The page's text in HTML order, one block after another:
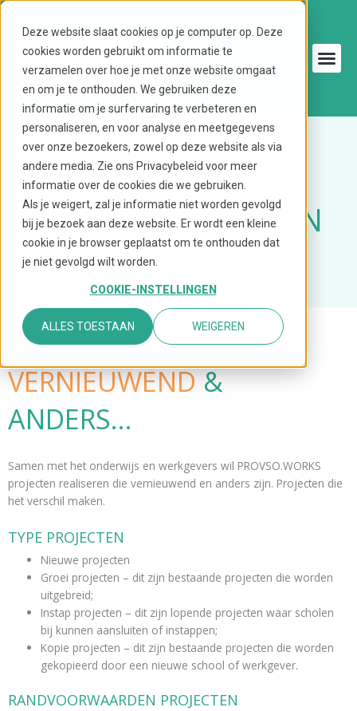
Deze website slaat cookies op je computer op. Deze
cookies worden gebruikt om informatie te
verzamelen over hoe je met onze website omgaat
en om je te onthouden. We gebruiken deze
informatie om je surfervaring te verbeteren en
personaliseren, en voor analyse en meetgegevens
over onze bezoekers, zowel op deze website als via
andere media. Zie ons Privacybeleid voor meer
informatie over de cookies die we gebruiken.
Als je weigert, zal je informatie niet worden gevolgd
bij je bezoek aan deze website. Er wordt een kleine
cookie in je browser geplaatst om te onthouden dat
je niet gevolgd wilt worden.
COOKIE-INSTELLINGEN
ALLES TOESTAAN WEIGEREN
Ga
inhoud
PROJECT
RANDVOORWAARDEN
& CRITERIA
VERNIEUWEND&
ANDERS...
Samen met het onderwijs en werkgevers wil PROVSO.WORKS
projecten realiseren die vernieuwend en anders zijn. Projecten die
het verschil maken.​
TYPE PROJECTEN
Nieuwe projecten
Groei projecten – dit zijn bestaande projecten die worden
uitgebreid;
Instap projecten – dit zijn lopende projecten waar scholen
bij kunnen aansluiten of instappen;
Kopie projecten – dit zijn bestaande projecten die worden
gekopieerd door een nieuwe school of werkgever.​
RANDVOORWAARDEN PROJECTEN